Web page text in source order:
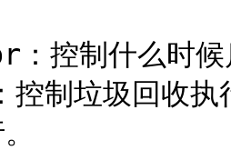
控制什么时候
制垃圾回收执